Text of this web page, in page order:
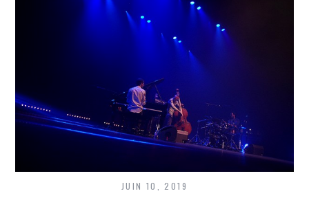
JUIN 10, 2019